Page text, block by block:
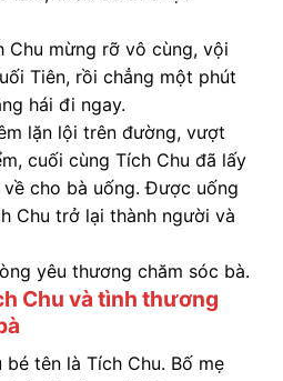
Chu mừng rỡ vô cùng, vội
Tiên, rồi chẳng một phút
hái đi ngay.
lặn lội trên đường, vượt
cuối cùng Tích Chu đã lấy
cho bà uống. Được uống
Chu trở lại thành người và
yêu thương chăm sóc bà.
Chu và tình thương
tên là Tích Chu. Bố mẹ